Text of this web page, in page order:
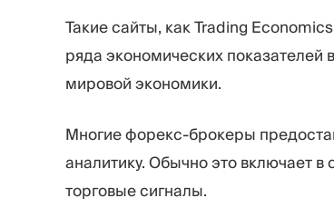
Такие сайты, как Trading
ряда экономических
мировой экономики.
Многие форекс-брокеры
аналитику. Обычно это включает
торговые сигналы.